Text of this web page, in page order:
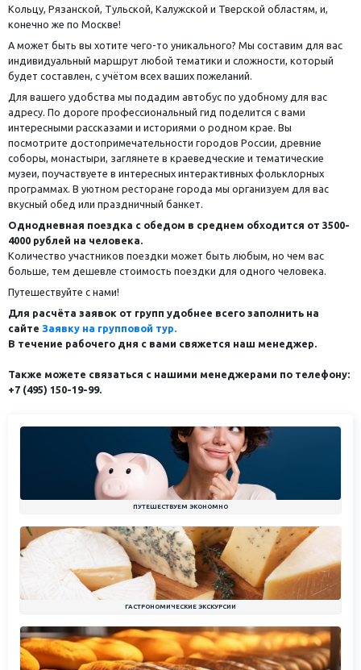
Кольцу, Рязанской, Тульской, Калужской и Тверской областям, и,
конечно же по Москве!
А может быть вы хотите чего-то уникального? Мы составим для вас
индивидуальный маршрут любой тематики и сложности, который
будет составлен, с учётом всех ваших пожеланий.
Для вашего удобства мы подадим автобус по удобному для вас
адресу. По дороге профессиональный гид поделится с вами
интересными рассказами и историями о родном крае. Вы
посмотрите достопримечательности городов России, древние
соборы, монастыри, заглянете в краеведческие и тематические
музеи, поучаствуете в интересных интерактивных фольклорных
программах. В уютном ресторане города мы организуем для вас
вкусный обед или праздничный банкет.
Однодневная поездка с обедом в среднем обходится от 3500-
4000 рублей на человека.
Количество участников поездки может быть любым, но чем вас
больше, тем дешевле стоимость поездки для одного человека.
Путешествуйте с нами!
Для расчёта заявок от групп удобнее всего заполнить на
сайте Заявку на групповой тур.
В течение рабочего дня с вами свяжется наш менеджер.
Также можете связаться с нашими менеджерами по телефону:
+7 (495) 150-19-99.
ПУТЕШЕСТВУЕМ ЭКОНОМНО
ГАСТРОНОМИЧЕСКИЕ ЭКСКУРСИИ